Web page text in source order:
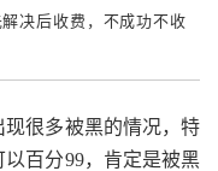
决后收费，不成功不收
很多被黑的情况，特
百分99，肯定是被黑